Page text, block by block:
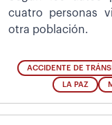
cuatro personas
otra población.
ACCIDENTE DE
LA PAZ